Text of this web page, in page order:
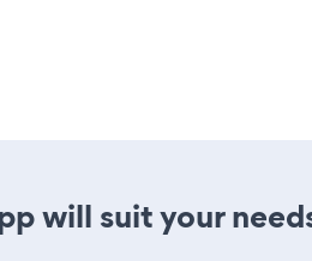
will suit your